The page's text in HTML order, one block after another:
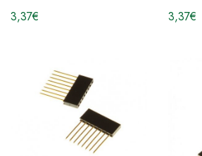
3,37€
3,37€